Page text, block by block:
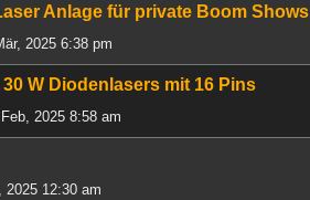
Anlage für private Boom Shows
2025 6:38 pm
W Diodenlasers mit 16 Pins
2025 8:58 am
2025 12:30 am